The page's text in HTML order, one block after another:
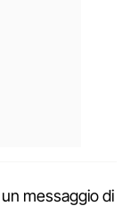
messaggio di